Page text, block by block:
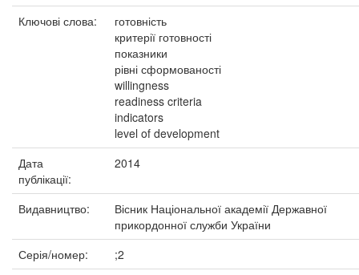
Ключові слова:
готовність
критерії готовності
показники
рівні сформованості
willingness
readiness criteria
indicators
level of development
Дата
публікації:
2014
Видавництво:
Вісник Національної академії Державної
прикордонної служби України
Серія/номер:
;2